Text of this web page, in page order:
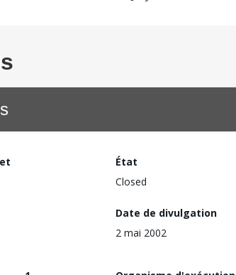
État
Closed
Date de divulgation
2 mai 2002